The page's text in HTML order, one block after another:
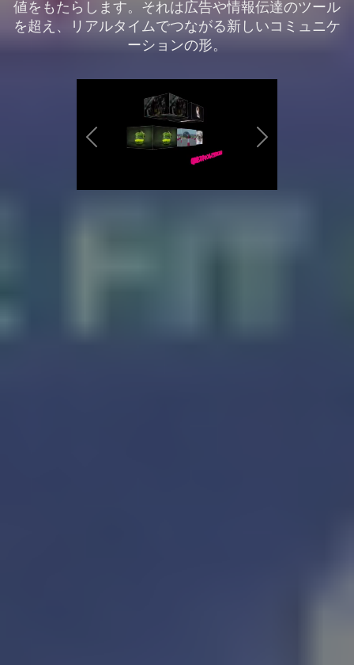
値をもたらします。それは広告や情報伝達のツール
を超え、リアルタイムでつながる新しいコミュニケ
ーションの形。
Previous Next